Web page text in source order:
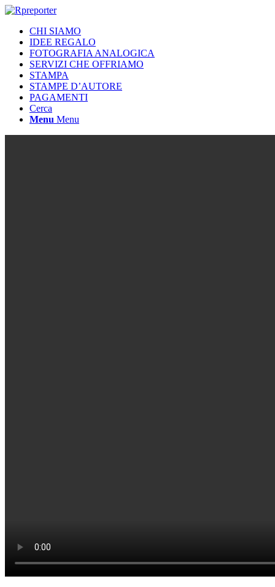
CHI SIAMO
IDEE REGALO
FOTOGRAFIA ANALOGICA
SERVIZI CHE OFFRIAMO
STAMPA
STAMPE D’AUTORE
PAGAMENTI
Cerca
Menu Menu